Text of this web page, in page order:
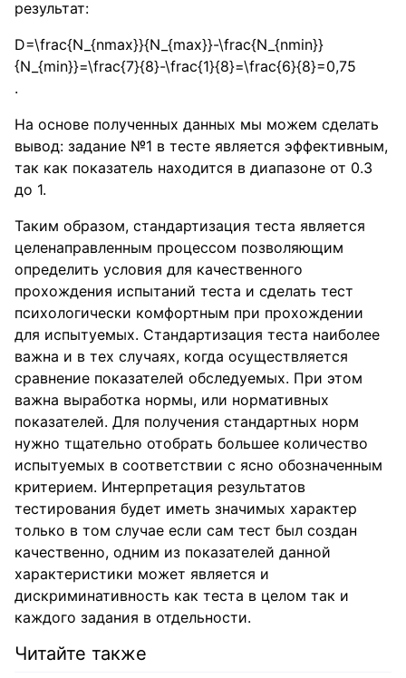
результат:
D=\frac{N_{nmax}}{N_{max}}-\frac{N_{nmin}}
{N_{min}}=\frac{7}{8}-\frac{1}{8}=\frac{6}{8}=0,75
.
На основе полученных данных мы можем сделать
вывод: задание №1 в тесте является эффективным,
так как показатель находится в диапазоне от 0.3
до 1.
Таким образом, стандартизация теста является
целенаправленным процессом позволяющим
определить условия для качественного
прохождения испытаний теста и сделать тест
психологически комфортным при прохождении
для испытуемых. Стандартизация теста наиболее
важна и в тех случаях, когда осуществляется
сравнение показателей обследуемых. При этом
важна выработка нормы, или нормативных
показателей. Для получения стандартных норм
нужно тщательно отобрать большее количество
испытуемых в соответствии с ясно обозначенным
критерием. Интерпретация результатов
тестирования будет иметь значимых характер
только в том случае если сам тест был создан
качественно, одним из показателей данной
характеристики может является и
дискриминативность как теста в целом так и
каждого задания в отдельности.
Читайте также